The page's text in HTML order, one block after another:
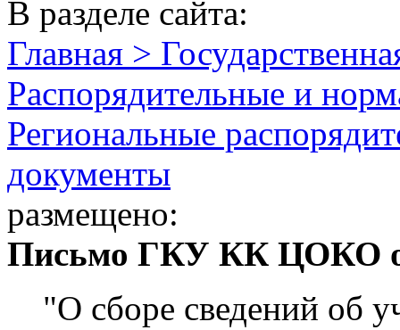
В разделе сайта:
Главная >
Распорядительные и
Региональные
документы
размещено:
Письмо ГКУ КК ЦОКО
"О сборе сведений об